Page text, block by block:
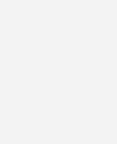
Neuigkeiten, gebündelt und
bin ich damit einverstanden, über
und eine Abmeldung ist
Umgang mit Daten finden Sie